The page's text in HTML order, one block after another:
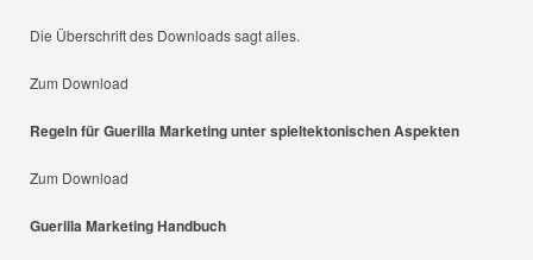
Die Überschrift des Downloads sagt alles.
Zum Download
Regeln für Guerilla Marketing unter spieltektonischen Aspekten
Zum Download
Guerilla Marketing Handbuch